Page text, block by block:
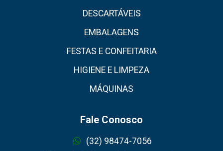
DESCARTÁVEIS
EMBALAGENS
FESTAS E CONFEITARIA
HIGIENE E LIMPEZA
MÁQUINAS
Fale Conosco
(32) 98474-7056